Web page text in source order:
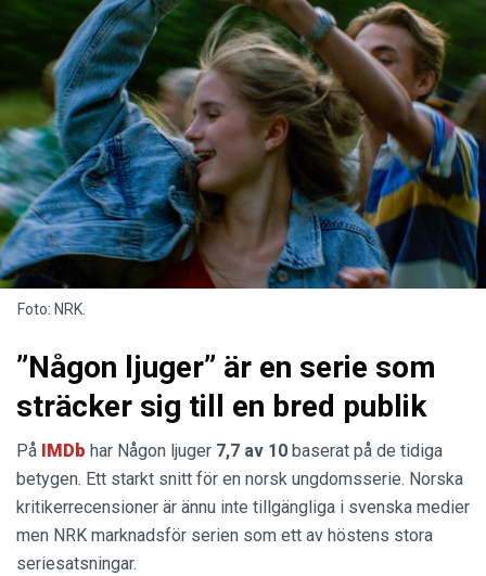
Foto: NRK.
”Någon ljuger” är en serie som
sträcker sig till en bred publik
På IMDb har Någon ljuger 7,7 av 10 baserat på de tidiga
betygen. Ett starkt snitt för en norsk ungdomsserie. Norska
kritikerrecensioner är ännu inte tillgängliga i svenska medier
men NRK marknadsför serien som ett av höstens stora
seriesatsningar.